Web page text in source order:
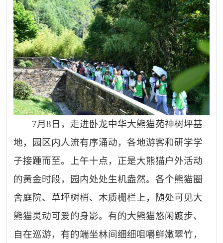
7月8日，走进卧龙中华大熊猫苑神树坪基
地，园区内人流有序涌动，各地游客和研学学
子接踵而至。上午十点，正是大熊猫户外活动
的黄金时段，园内处处生机盎然。各个熊猫圈
舍庭院、草坪树梢、木质栅栏上，随处可见大
熊猫灵动可爱的身影。有的大熊猫悠闲踱步、
自在巡游，有的端坐林间细细咀嚼鲜嫩翠竹，